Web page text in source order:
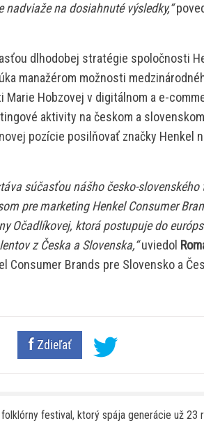
na dosiahnuté výsledky,“
dlhodobej stratégie spoločnosti
manažérom možnosti
Marie Hobzovej v digitálnom a e-
aktivity na českom a
pozície posilňovať značky Henkel
súčasťou nášho česko-
pre marketing Henkel Consumer
Očadlíkovej, ktorá postupuje do
z Česka a Slovenska,“uviedol
Consumer Brands pre Slovensko a
Zdieľať
festival, ktorý spája generácie už 23